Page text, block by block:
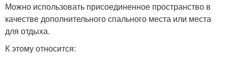
Можно использовать присоединенное пространство в
качестве дополнительного спального места или места
для отдыха.
К этому относится: